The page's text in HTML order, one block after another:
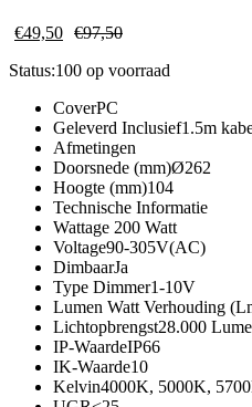
€49,50 €97,50
Status:100 op voorraad
CoverPC
Geleverd Inclusief1.5m
Afmetingen
Doorsnede (mm)Ø262
Hoogte (mm)104
Technische Informatie
Wattage 200 Watt
Voltage90-305V(AC)
DimbaarJa
Type Dimmer1-10V
Lumen Watt Verhouding
Lichtopbrengst28.000
IP-WaardeIP66
IK-Waarde10
Kelvin4000K, 5000K,